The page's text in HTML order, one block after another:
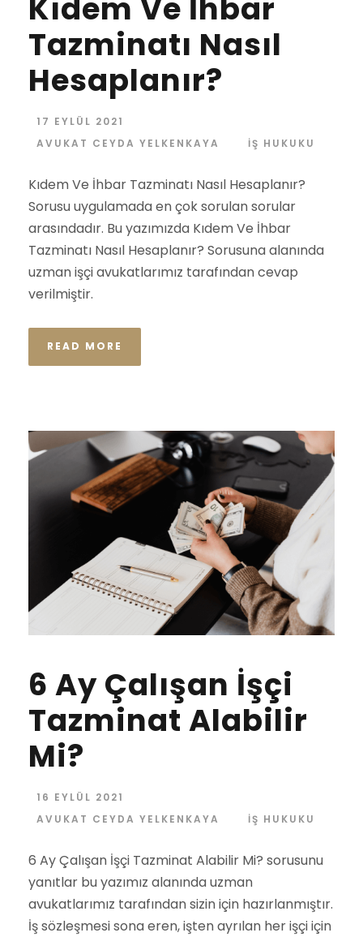
Kıdem Ve İhbar
Tazminatı Nasıl
Hesaplanır?
17 EYLÜL 2021
AVUKAT CEYDA YELKENKAYA
İŞ HUKUKU
Kıdem Ve İhbar Tazminatı Nasıl Hesaplanır?
Sorusu uygulamada en çok sorulan sorular
arasındadır. Bu yazımızda Kıdem Ve İhbar
Tazminatı Nasıl Hesaplanır? Sorusuna alanında
uzman işçi avukatlarımız tarafından cevap
verilmiştir.
READ MORE
6 Ay Çalışan İşçi
Tazminat Alabilir
Mi?
16 EYLÜL 2021
AVUKAT CEYDA YELKENKAYA
İŞ HUKUKU
6 Ay Çalışan İşçi Tazminat Alabilir Mi? sorusunu
yanıtlar bu yazımız alanında uzman
avukatlarımız tarafından sizin için hazırlanmıştır.
İş sözleşmesi sona eren, işten ayrılan her işçi için